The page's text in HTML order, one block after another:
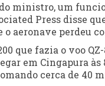
ministro, um
Press disse
o aeronave perdeu
que fazia o voo
em Cingapura às
cerca de 40